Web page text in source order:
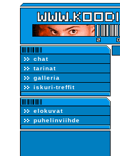
chat
tarinat
galleria
iskuri-treffit
elokuvat
puhelinviihde